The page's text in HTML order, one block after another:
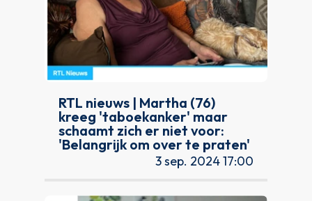
RTL nieuws | Martha (76)
kreeg 'taboekanker' maar
schaamt zich er niet voor:
'Belangrijk om over te praten'
3 sep. 2024 17:00